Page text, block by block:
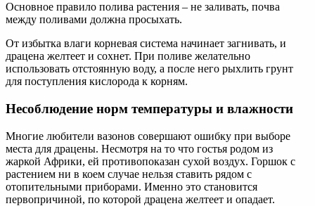
Основное правило полива растения – не заливать, почва
между поливами должна просыхать.
От избытка влаги корневая система начинает загнивать, и
драцена желтеет и сохнет. При поливе желательно
использовать отстоянную воду, а после него рыхлить грунт
для поступления кислорода к корням.
Несоблюдение норм температуры и влажности
Многие любители вазонов совершают ошибку при выборе
места для драцены. Несмотря на то что гостья родом из
жаркой Африки, ей противопоказан сухой воздух. Горшок с
растением ни в коем случае нельзя ставить рядом с
отопительными приборами. Именно это становится
первопричиной, по которой драцена желтеет и опадает.